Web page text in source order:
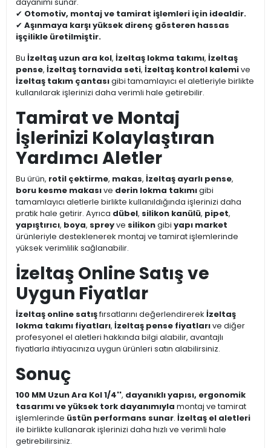
dayanımı sunar.
✔ Otomotiv, montaj ve tamirat işlemleri için idealdir.
✔ Aşınmaya karşı yüksek direnç gösteren hassas
işçilikle üretilmiştir.
Bu İzeltaş uzun ara kol, İzeltaş lokma takımı, İzeltaş
pense, İzeltaş tornavida seti, İzeltaş kontrol kalemive
İzeltaş takım çantasıgibi tamamlayıcı el aletleriyle birlikte
kullanılarak işlerinizi daha verimli hale getirebilir.
Tamirat ve Montaj
İşlerinizi Kolaylaştıran
Yardımcı Aletler
Bu ürün, rotil çektirme, makas, İzeltaş ayarlı pense,
boru kesme makasıve derin lokma takımıgibi
tamamlayıcı aletlerle birlikte kullanıldığında işlerinizi daha
pratik hale getirir. Ayrıca dübel, silikon kanülü, pipet,
yapıştırıcı, boya, spreyve silikongibi yapı market
ürünleriyle desteklenerek montaj ve tamirat işlemlerinde
yüksek verimlilik sağlanabilir.
İzeltaş Online Satış ve
Uygun Fiyatlar
İzeltaş online satışfırsatlarını değerlendirerek İzeltaş
lokma takımı fiyatları, İzeltaş pense fiyatlarıve diğer
profesyonel el aletleri hakkında bilgi alabilir, avantajlı
fiyatlarla ihtiyacınıza uygun ürünleri satın alabilirsiniz.
Sonuç
100 MM Uzun Ara Kol 1/4'', dayanıklı yapısı, ergonomik
tasarımı ve yüksek tork dayanımıyla montaj ve tamirat
işlemlerinde üstün performans sunar. İzeltaş el aletleri
ile birlikte kullanarak işlerinizi daha hızlı ve verimli hale
getirebilirsiniz.